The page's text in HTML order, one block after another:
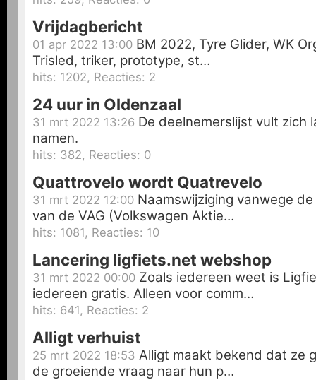
Vrijdagbericht
01 apr 2022 13:00 BM 2022, Tyre Glider, WK
Trisled, triker, prototype, st…
hits: 1202, Reacties: 2
24 uur in Oldenzaal
31 mrt 2022 13:26 De deelnemerslijst vult zich
namen.
hits: 382, Reacties: 0
Quattrovelo wordt Quatrevelo
31 mrt 2022 12:00 Naamswijziging vanwege
van de VAG (Volkswagen Aktie…
hits: 1081, Reacties: 10
Lancering ligfiets.net webshop
31 mrt 2022 00:00 Zoals iedereen weet is
iedereen gratis. Alleen voor comm…
hits: 641, Reacties: 2
Alligt verhuist
25 mrt 2022 18:53 Alligt maakt bekend dat ze
de groeiende vraag naar hun p…